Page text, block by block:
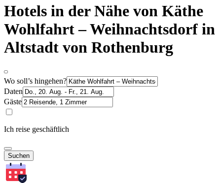
Hotels in der Nähe von Käthe
Wohlfahrt – Weihnachtsdorf in
Altstadt von Rothenburg
Wo soll’s hingehen?
Daten
Gäste
Ich reise geschäftlich
Suchen